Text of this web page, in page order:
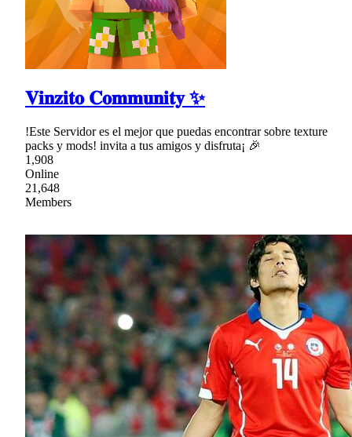
𝐕𝐢𝐧𝐳𝐢𝐭𝐨 𝐂𝐨𝐦𝐦𝐮𝐧𝐢𝐭𝐲 ✨
!Este Servidor es el mejor que puedas encontrar sobre texture
packs y mods! invita a tus amigos y disfruta¡ 🎉
1,908
Online
21,648
Members